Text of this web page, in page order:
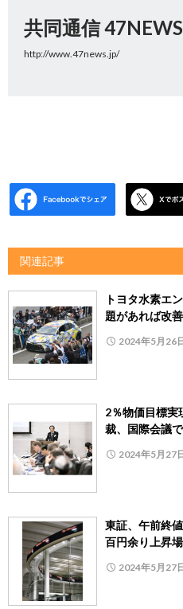
共同通信 47NEWS
http://www.47news.jp/
関連記事
トヨタ水素エ
題があれば改善
2024年5月26
2％物価目標実
裁、国際会議で
2024年5月27
東証、午前終
百円余り上昇
2024年5月27